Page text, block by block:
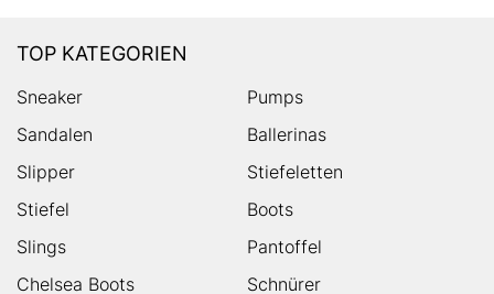
TOP KATEGORIEN
Sneaker
Pumps
Sandalen
Ballerinas
Slipper
Stiefeletten
Stiefel
Boots
Slings
Pantoffel
Chelsea Boots
Schnürer